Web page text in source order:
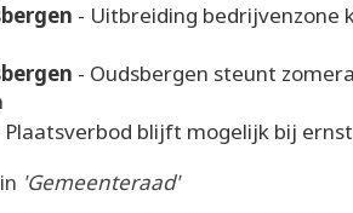
- Uitbreiding bedrijvenzone
- Oudsbergen steunt
Plaatsverbod blijft mogelijk bij
'Gemeenteraad'